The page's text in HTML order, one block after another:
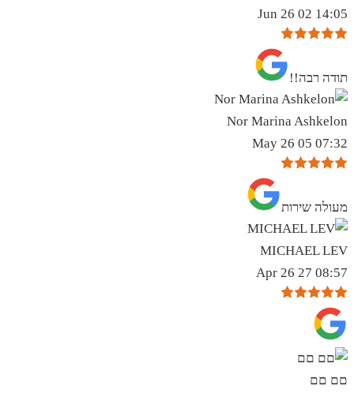
14:05 02 Jun 26
תודה רבה!!
Nor Marina Ashkelon
07:32 05 May 26
מעולה שירות
MICHAEL LEV
08:57 27 Apr 26
םם םם